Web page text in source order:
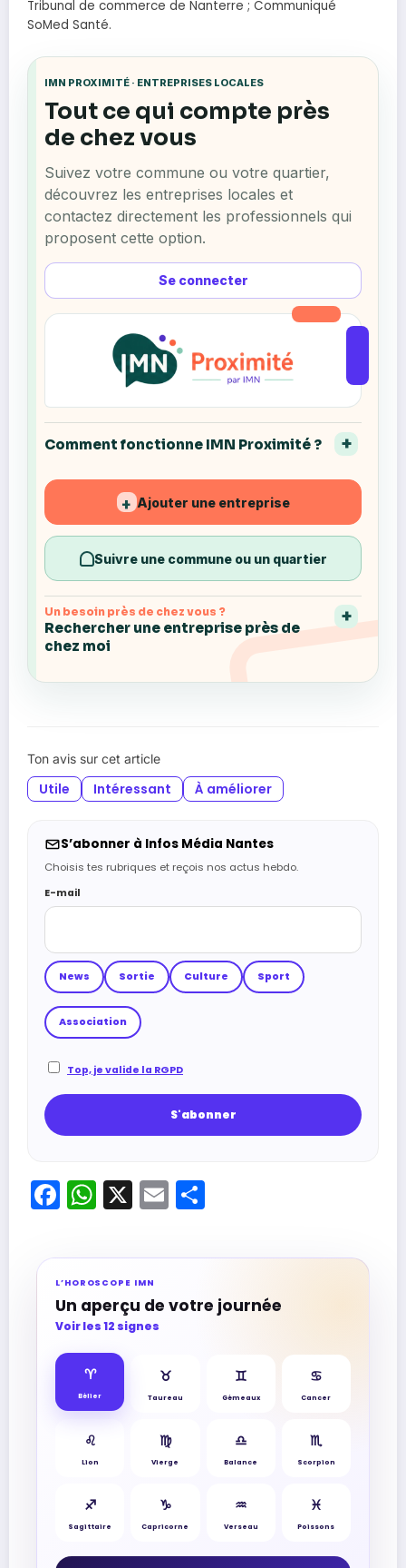
Tribunal de commerce de Nanterre ; Communiqué
SoMed Santé.
IMN PROXIMITÉ · ENTREPRISES LOCALES
Se connecter
Tout ce qui compte près
de chez vous
Suivez votre commune ou votre quartier,
découvrez les entreprises locales et
contactez directement les professionnels qui
proposent cette option.
Comment fonctionne IMN Proximité ?
+ Ajouter une entreprise
Suivre une commune ou un quartier
Un besoin près de chez vous ?
Rechercher une entreprise près de
chez moi
Ton avis sur cet article
Utile Intéressant À améliorer
S’abonner à Infos Média Nantes
Choisis tes rubriques et reçois nos actus hebdo.
E-mail
News Sortie Culture Sport
Association
Top, je valide la RGPD
Facebook
WhatsApp
X Email
L’HOROSCOPE IMN
Un aperçu de votre journée
Voir les 12 signes
♈︎
Bélier
♉︎
Taureau
♊︎
Gémeaux
♋︎
Cancer
♌︎
Lion
♍︎
Vierge
♎︎
Balance
♏︎
Scorpion
♐︎
Sagittaire
♑︎
Capricorne
♒︎
Verseau
♓︎
Poissons